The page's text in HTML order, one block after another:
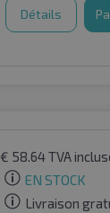
Détails
€ 58.64TVA
EN STOCK
Livraison